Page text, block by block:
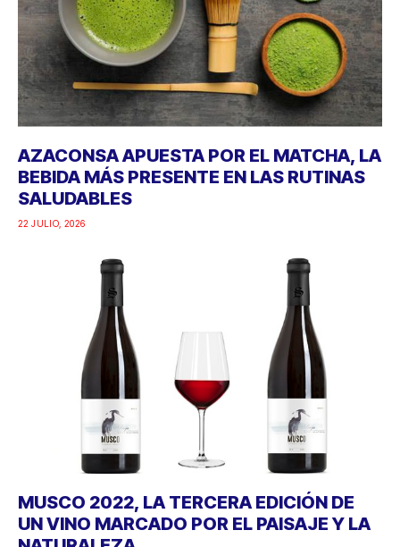
AZACONSA APUESTA POR EL MATCHA, LA
BEBIDA MÁS PRESENTE EN LAS RUTINAS
SALUDABLES
22 JULIO, 2026
MUSCO 2022, LA TERCERA EDICIÓN DE
UN VINO MARCADO POR EL PAISAJE Y LA